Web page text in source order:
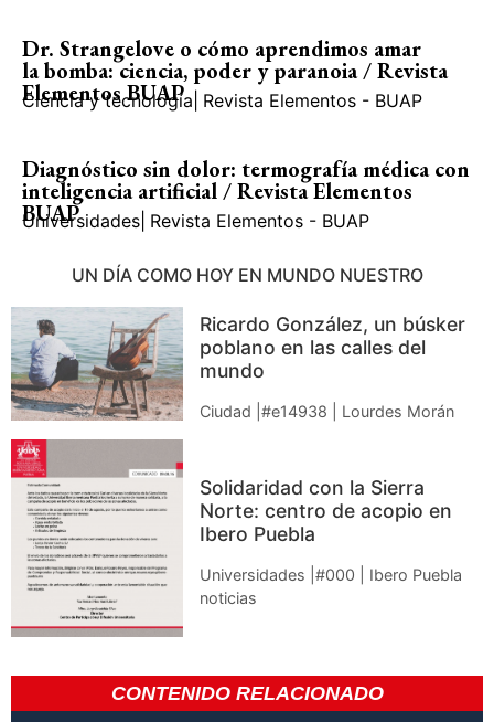
Dr. Strangelove o cómo aprendimos amar
la bomba: ciencia, poder y paranoia / Revista
Elementos BUAP
Ciencia y tecnología Revista Elementos - BUAP
Diagnóstico sin dolor: termografía médica con
inteligencia artificial / Revista Elementos
BUAP
Universidades Revista Elementos - BUAP
UN DÍA COMO HOY EN MUNDO NUESTRO
Ricardo González, un búsker
poblano en las calles del
mundo
Ciudad |#e14938 | Lourdes Morán
Solidaridad con la Sierra
Norte: centro de acopio en
Ibero Puebla
Universidades |#000 | Ibero Puebla
noticias
CONTENIDO RELACIONADO